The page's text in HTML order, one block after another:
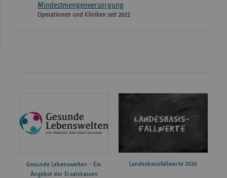
Mindestmengenversorgung
Operationen und Kliniken seit 2022
Gesunde Lebenswelten – Ein
Angebot der Ersatzkassen
Landesbasisfallwerte 2026